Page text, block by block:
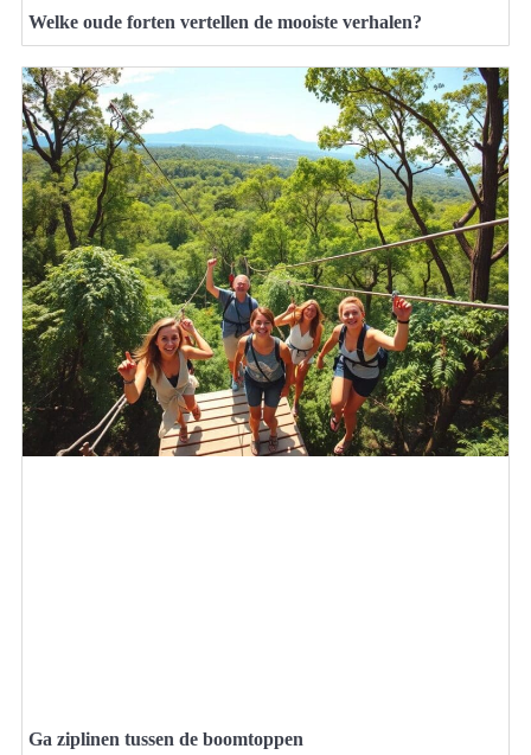
Welke oude forten vertellen de mooiste verhalen?
Ga ziplinen tussen de boomtoppen